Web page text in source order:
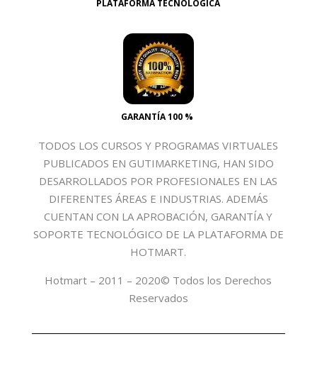
PLATAFORMA TECNOLOGICA
GARANTÍA 100 %
TODOS LOS CURSOS Y PROGRAMAS VIRTUALES
PUBLICADOS EN GUTIMARKETING, HAN SIDO
DESARROLLADOS POR PROFESIONALES EN LAS
DIFERENTES ÁREAS E INDUSTRIAS. ADEMÁS
CUENTAN CON LA APROBACIÓN, GARANTÍA Y
SOPORTE TECNOLÓGICO DE LA PLATAFORMA DE
HOTMART.
Hotmart – 2011 – 2020© Todos los Derechos
Reservados